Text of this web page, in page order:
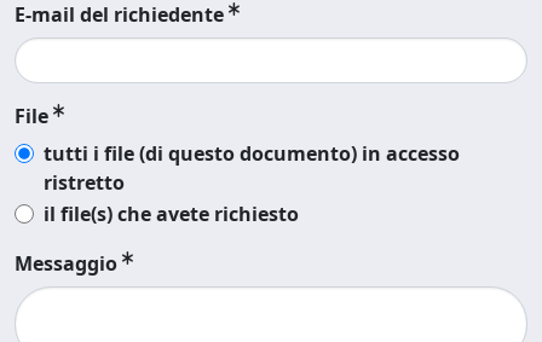
E-mail del richiedente
File
tutti i file (di questo documento) in accesso
ristretto
il file(s) che avete richiesto
Messaggio